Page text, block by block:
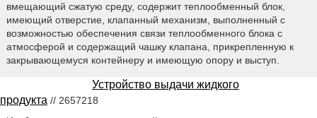
вмещающий сжатую среду, содержит теплообменный блок,
имеющий отверстие, клапанный механизм, выполненный с
возможностью обеспечения связи теплообменного блока с
атмосферой и содержащий чашку клапана, прикрепленную к
закрывающемуся контейнеру и имеющую опору и выступ.
Устройство выдачи жидкого
продукта // 2657218